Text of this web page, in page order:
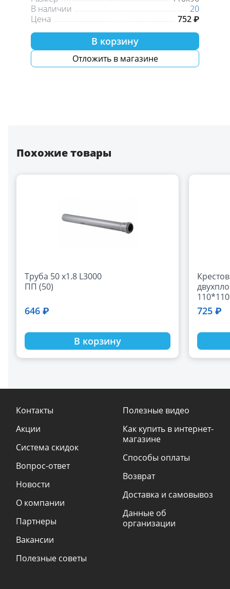
В наличии
20
Цена
752 ₽
В корзину
Отложить в магазине
Похожие товары
Труба 50 x1.8 L3000
ПП (50)
646 ₽
В корзину
правая
725 ₽
Контакты
Акции
Система скидок
Вопрос-ответ
Новости
О компании
Партнеры
Вакансии
Полезные советы
Полезные видео
Как купить в интернет-
магазине
Способы оплаты
Возврат
Доставка и самовывоз
Данные об
организации